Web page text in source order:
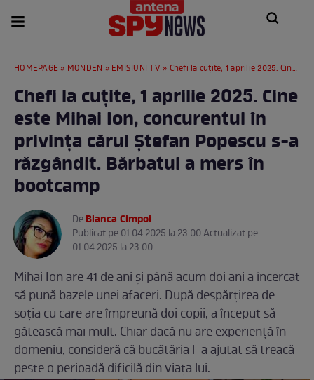
HOMEPAGE » MONDEN » EMISIUNI TV » Chefi la cuțite, 1 aprilie 2025. Cine este Mihai Ion, concurentul în privința cărui Ștefan Popescu s-a răzgândit. Bărbatul a mers în bootcamp
Chefi la cuțite, 1 aprilie 2025. Cine
este Mihai Ion, concurentul în
privința cărui Ștefan Popescu s-a
răzgândit. Bărbatul a mers în
bootcamp
DeBianca Cimpoi.
Publicat pe 01.04.2025 la 23:00 Actualizat pe
01.04.2025 la 23:00
Mihai Ion are 41 de ani și până acum doi ani a încercat
să pună bazele unei afaceri. După despărțirea de
soția cu care are împreună doi copii, a început să
gătească mai mult. Chiar dacă nu are experiență în
domeniu, consideră că bucătăria l-a ajutat să treacă
peste o perioadă dificilă din viața lui.